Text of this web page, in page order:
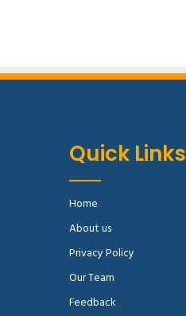
Quick Links
Home
About us
Privacy Policy
Our Team
Feedback